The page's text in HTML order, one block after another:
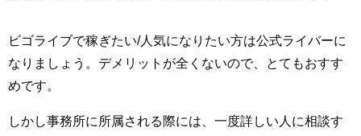
ビゴライブで稼ぎたい/人気になりたい方は公式ライバーに
なりましょう。デメリットが全くないので、とてもおすす
めです。
しかし事務所に所属される際には、一度詳しい人に相談す